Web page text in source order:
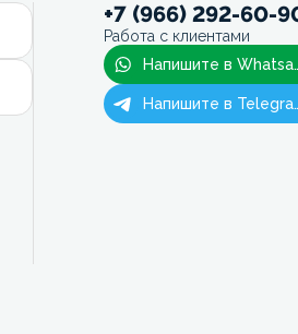
+7 (966) 292-60-
Работа с клиентами